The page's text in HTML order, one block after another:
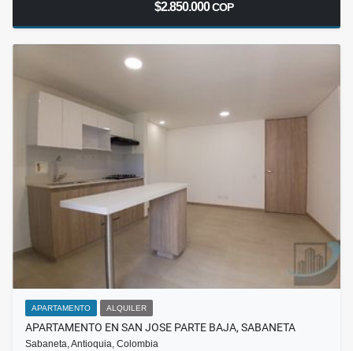
$2.850.000COP
APARTAMENTO ALQUILER
APARTAMENTO EN SAN JOSE PARTE BAJA, SABANETA
Sabaneta, Antioquia, Colombia